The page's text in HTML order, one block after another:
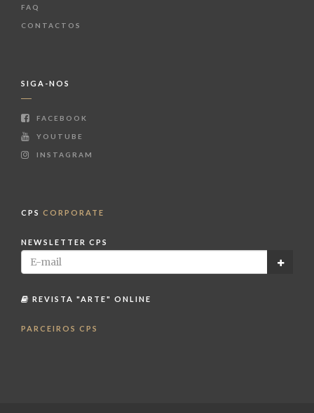
FAQ
CONTACTOS
SIGA-NOS
FACEBOOK
YOUTUBE
INSTAGRAM
CPS CORPORATE
NEWSLETTER CPS
REVISTA "ARTE" ONLINE
PARCEIROS CPS